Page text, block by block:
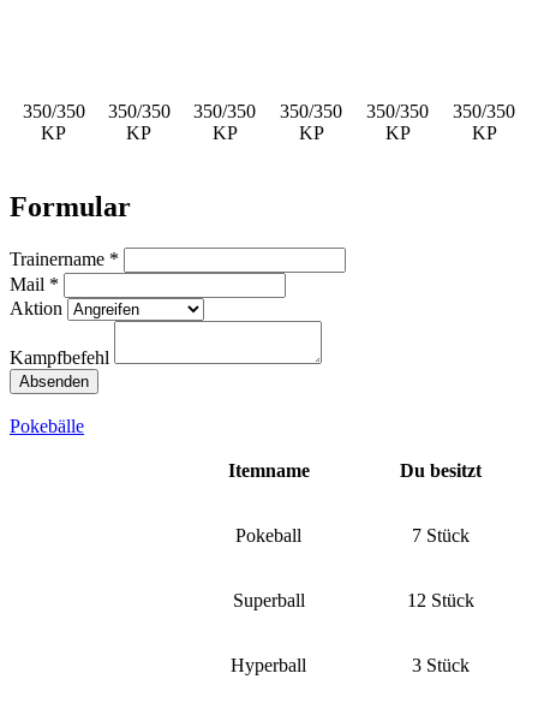
350/350
KP
350/350
KP
350/350
KP
350/350
KP
350/350
KP
350/350
KP
Formular
Trainername *
Mail *
Aktion
Kampfbefehl
Pokebälle
Itemname Du besitzt
Pokeball 7 Stück
Superball 12 Stück
Hyperball 3 Stück